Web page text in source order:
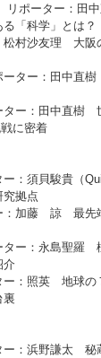
リポーター：田
「科学」とは？
村沙友理 大阪
ター：田中直
ー：田中直樹
に密着
：須貝駿貴（
究拠点
：加藤 諒 最先
ー：永島聖羅
介
：照英 地球の
裏
：浜野謙太 秘